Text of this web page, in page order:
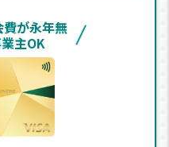
が永年無
主OK